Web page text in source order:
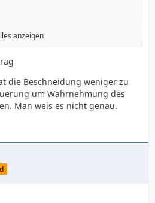
bei mir nicht verändert, aber
nicht mehr (glaube nicht, dass
mit der Beschneidung
zu tun hat.
und trauer dem
anzeigen
die Beschneidung weniger zu
um Wahrnehmung des
Man weis es nicht genau.